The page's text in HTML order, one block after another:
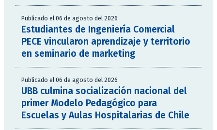
Publicado el 06 de agosto del 2026
Estudiantes de Ingeniería Comercial
PECE vincularon aprendizaje y territorio
en seminario de marketing
Publicado el 06 de agosto del 2026
UBB culmina socialización nacional del
primer Modelo Pedagógico para
Escuelas y Aulas Hospitalarias de Chile